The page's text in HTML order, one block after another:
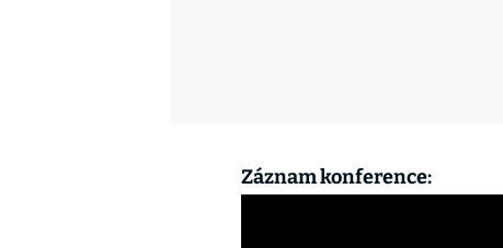
Záznam konference: